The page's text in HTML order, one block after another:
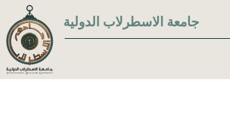
جامعة الاسطرلاب الدولية